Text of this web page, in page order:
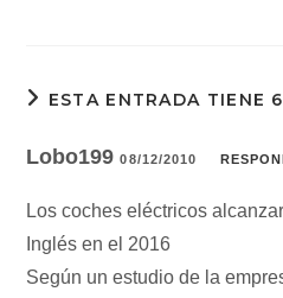
ESTA ENTRADA TIENE
Lobo19908/12/2010
Los coches eléctricos
Inglés en el 2016
Según un estudio de la